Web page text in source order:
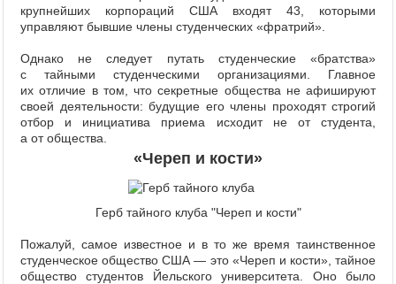
крупнейших корпораций США входят 43, которыми
управляют бывшие члены студенческих «фратрий».
Однако не следует путать студенческие «братства»
с тайными студенческими организациями. Главное
их отличие в том, что секретные общества не афишируют
своей деятельности: будущие его члены проходят строгий
отбор и инициатива приема исходит не от студента,
а от общества.
«Череп и кости»
Герб тайного клуба "Череп и кости"
Пожалуй, самое известное и в то же время таинственное
студенческое общество США — это «Череп и кости», тайное
общество студентов Йельского университета. Оно было